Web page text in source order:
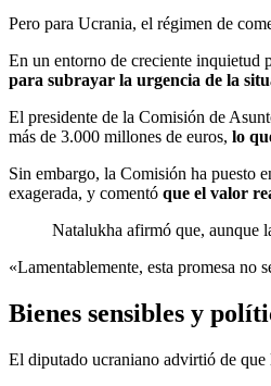
Pero para Ucrania, el régimen de
En un entorno de creciente inquietud
para subrayar la urgencia de la
El presidente de la Comisión de
más de 3.000 millones de euros, lo
Sin embargo, la Comisión ha puesto
exagerada, y comentó que el valor
Natalukha afirmó que, aunque
«Lamentablemente, esta promesa no
Bienes sensibles y
El diputado ucraniano advirtió de que